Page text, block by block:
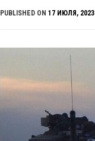
PUBLISHED ON 17 ИЮЛЯ, 2023